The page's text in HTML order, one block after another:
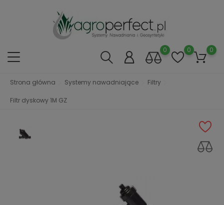
0 0 0
Strona główna Systemy nawadniające Filtry
Filtr dyskowy 1M GZ